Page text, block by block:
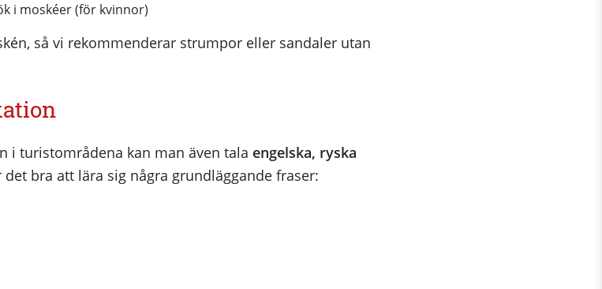
i moskéer (för kvinnor)
så vi rekommenderar strumpor eller sandaler utan
i turistområdena kan man även tala engelska, ryska
bra att lära sig några grundläggande fraser: